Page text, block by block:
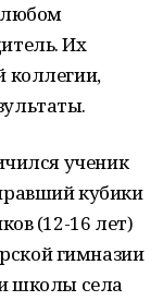
любом
Их
коллегии,
ученик
кубики
(12-16 лет)
гимназии
школы села